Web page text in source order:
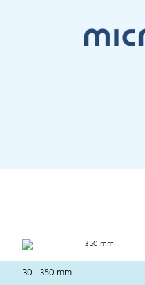
350 mm
30 - 350 mm